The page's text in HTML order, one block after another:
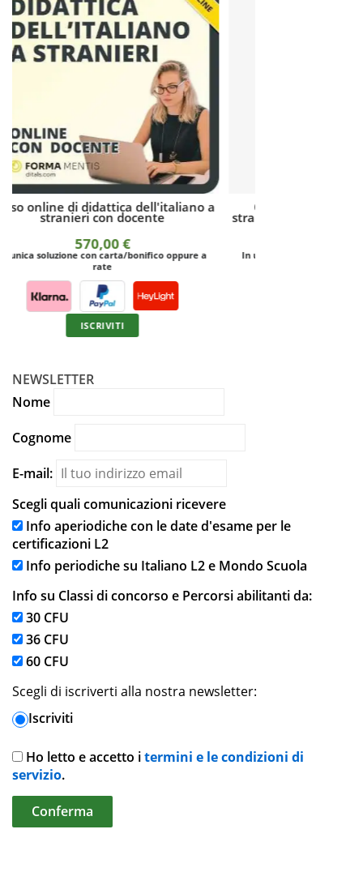
Corso di didattica dell'italiano a
stranieri online in autoapprendimento
350,00
In unica soluzione con carta/bonifico oppure a
ISCRIVITI
NEWSLETTER
Nome
Cognome
E-mail:
Scegli quali comunicazioni ricevere
Info aperiodiche con le date d'esame per le
certificazioni L2
Info periodiche su Italiano L2 e Mondo Scuola
Info su Classi di concorso e Percorsi abilitanti da:
30 CFU
36 CFU
60 CFU
Scegli di iscriverti alla nostra newsletter:
Iscriviti
Ho letto e accetto itermini e le condizioni di
servizio.